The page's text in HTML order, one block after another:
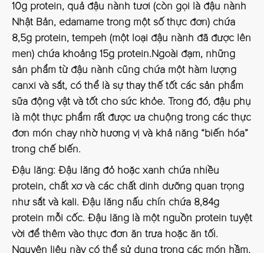
10g protein, quả đậu nành tươi (còn gọi là đậu nành
Nhật Bản, edamame trong một số thực đơn) chứa
8,5g protein, tempeh (một loại đậu nành đã được lên
men) chứa khoảng 15g protein.Ngoài đạm, những
sản phẩm từ đậu nành cũng chứa một hàm lượng
canxi và sắt, có thể là sự thay thế tốt các sản phẩm
sữa động vật và tốt cho sức khỏe. Trong đó, đậu phụ
là một thực phẩm rất được ưa chuộng trong các thực
đơn món chay nhờ hương vị và khả năng “biến hóa”
trong chế biến.
Đậu lăng: Đậu lăng đỏ hoặc xanh chứa nhiều
protein, chất xơ và các chất dinh dưỡng quan trọng
như sắt và kali. Đậu lăng nấu chín chứa 8,84g
protein mỗi cốc. Đậu lăng là một nguồn protein tuyệt
vời để thêm vào thực đơn ăn trưa hoặc ăn tối.
Nguyên liệu này có thể sử dụng trong các món hầm,